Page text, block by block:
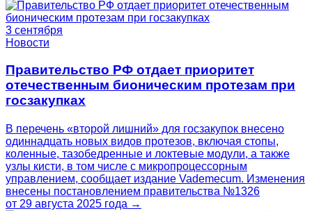
3 сентября
Новости
Правительство РФ отдает приоритет
отечественным бионическим протезам при
госзакупках
В перечень «второй лишний» для госзакупок внесено
одиннадцать новых видов протезов, включая стопы,
коленные, тазобедренные и локтевые модули, а также
узлы кисти, в том числе с микропроцессорным
управлением, сообщает издание Vademecum. Изменения
внесены постановлением правительства №1326
от 29 августа 2025 года →